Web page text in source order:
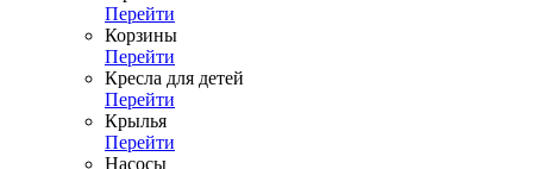
Перейти
Корзины
Перейти
Кресла для детей
Перейти
Крылья
Перейти
Насосы